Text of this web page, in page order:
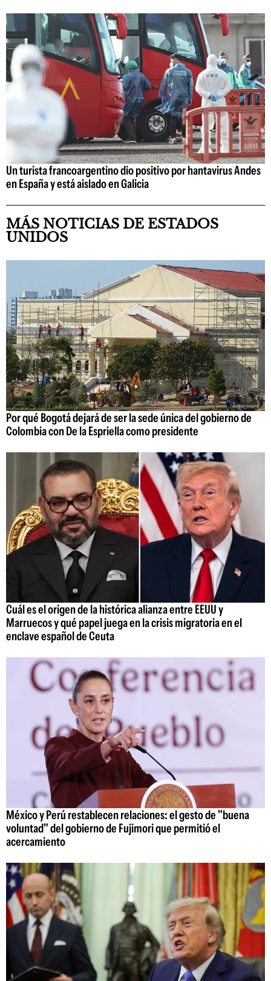
Un turista francoargentino dio positivo por hantavirus Andes
en España y está aislado en Galicia
MÁS NOTICIAS DE ESTADOS
UNIDOS
Por qué Bogotá dejará de ser la sede única del gobierno de
Colombia con De la Espriella como presidente
Cuál es el origen de la histórica alianza entre EEUU y
Marruecos y qué papel juega en la crisis migratoria en el
enclave español de Ceuta
México y Perú restablecen relaciones: el gesto de "buena
voluntad" del gobierno de Fujimori que permitió el
acercamiento